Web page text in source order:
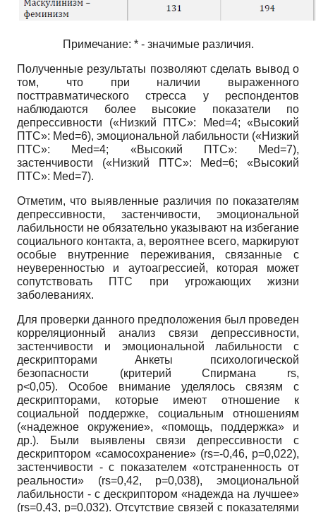
Примечание: * - значимые различия.
Полученные результаты позволяют сделать вывод о
том, что при наличии выраженного
посттравматического стресса у респондентов
наблюдаются более высокие показатели по
депрессивности («Низкий ПТС»:
Med=4; «Высокий
ПТС»: Med=6), эмоциональной лабильности («Низкий
ПТС»:
Med=4; «Высокий ПТС»:
Med=7),
застенчивости («Низкий ПТС»:
Med=6; «Высокий
ПТС»: Med=7).
Отметим, что выявленные различия по показателям
депрессивности, застенчивости, эмоциональной
лабильности не обязательно указывают на избегание
социального контакта, а, вероятнее всего, маркируют
особые внутренние переживания, связанные с
неуверенностью и аутоагрессией, которая может
сопутствовать ПТС при угрожающих жизни
заболеваниях.
Для проверки данного предположения был проведен
корреляционный анализ связи депрессивности,
застенчивости и эмоциональной лабильности с
дескрипторами Анкеты психологической
безопасности (критерий Спирмана rs,
p<0,05). Особое внимание уделялось связям с
дескрипторами, которые имеют отношение к
социальной поддержке, социальным отношениям
(«надежное окружение», «помощь, поддержка» и
др.). Были выявлены связи депрессивности с
дескриптором «самосохранение» (rs=-0,46, p=0,022),
застенчивости - с показателем «отстраненность от
реальности» (rs=0,42, p=0,038),эмоциональной
лабильности - с дескриптором «надежда на лучшее»
(rs=0,43, p=0,032). Отсутствие связей с показателями